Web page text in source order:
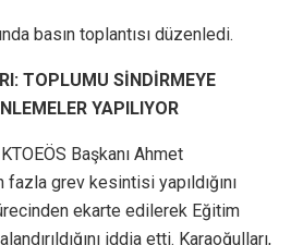
basın toplantısı düzenledi.
TOPLUMU SİNDİRMEYE
YAPILIYOR
Başkanı Ahmet
fazla grev kesintisi yapıldığını
ekarte edilerek Eğitim
iddia etti. Karaoğulları,